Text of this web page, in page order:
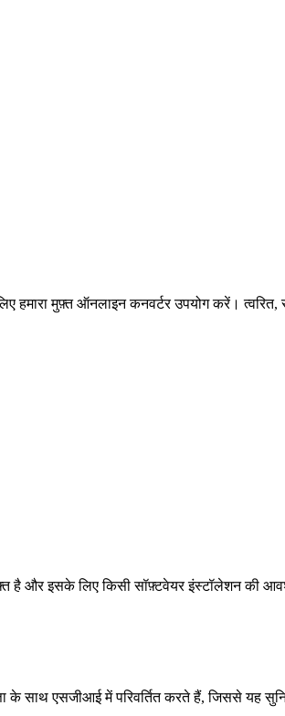
हमारा मुफ़्त ऑनलाइन कनवर्टर उपयोग करें।
है और इसके लिए किसी सॉफ़्टवेयर इंस्टॉलेशन
के साथ एसजीआई में परिवर्तित करते हैं, जिससे यह